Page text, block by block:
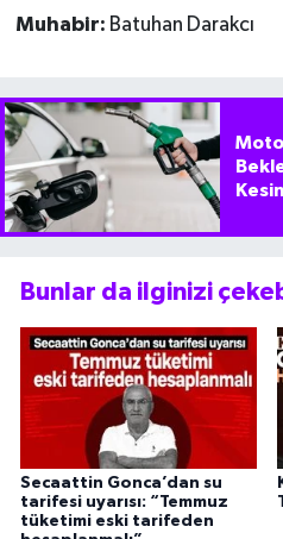
Muhabir: Batuhan Darakcı
Bunlar da ilginizi
Secaattin Gonca’dan su
tarifesi uyarısı: “Temmuz
tüketimi eski tarifeden